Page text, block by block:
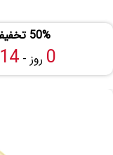
50% تخفیف همه محصولات ویژه تابستان
0 روز -14